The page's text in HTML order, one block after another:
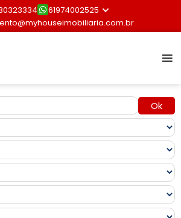
61974002525
Ok